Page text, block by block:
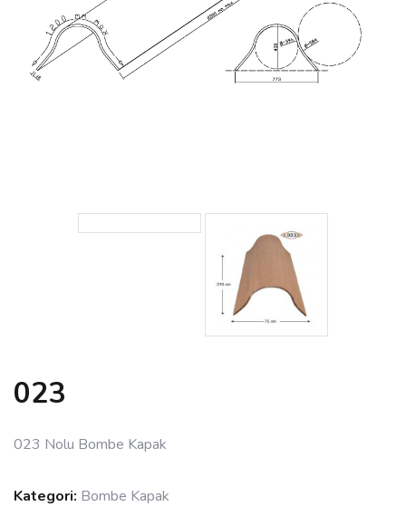
023
023 Nolu Bombe Kapak
Kategori: Bombe Kapak